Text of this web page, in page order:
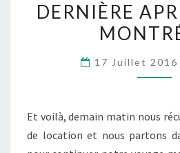
DERNIÈRE
17 Juillet 2016
Et voilà, demain matin nous
de location et nous partons